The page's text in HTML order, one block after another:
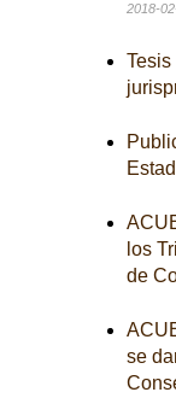
2018-
los
de
se